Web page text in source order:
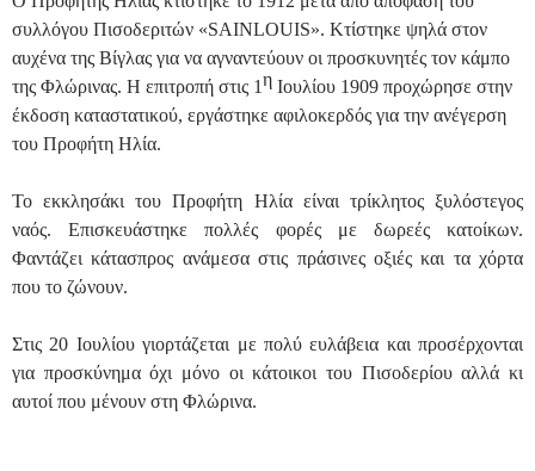
συλλόγου Πισοδεριτών «SAINLOUIS». Κτίστηκε ψηλά στον
αυχένα της Βίγλας για να αγναντεύουν οι προσκυνητές τον κάμπο
της Φλώρινας. Η επιτροπή στις 1η Ιουλίου 1909 προχώρησε στην
έκδοση καταστατικού, εργάστηκε αφιλοκερδός για την ανέγερση
του Προφήτη Ηλία.
Το εκκλησάκι του Προφήτη Ηλία είναι τρίκλητος ξυλόστεγος
ναός. Επισκευάστηκε πολλές φορές με δωρεές κατοίκων.
Φαντάζει κάτασπρος ανάμεσα στις πράσινες οξιές και τα χόρτα
που το ζώνουν.
Στις 20 Ιουλίου γιορτάζεται με πολύ ευλάβεια και προσέρχονται
για προσκύνημα όχι μόνο οι κάτοικοι του Πισοδερίου αλλά κι
αυτοί που μένουν στη Φλώρινα.